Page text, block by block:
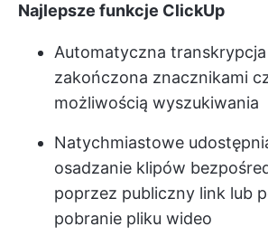
Najlepsze funkcje ClickUp
Automatyczna
zakończona znacznikami
możliwością wyszukiwania
Natychmiastowe
osadzanie klipów
poprzez publiczny link lub
pobranie pliku wideo